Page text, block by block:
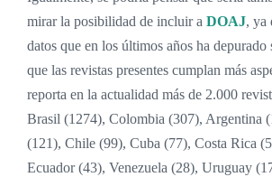
mirar la posibilidad de incluir a DOAJ, ya
datos que en los últimos años ha depurado
que las revistas presentes cumplan más
reporta en la actualidad más de 2.000
Brasil (1274), Colombia (307), Argentina
(121), Chile (99), Cuba (77), Costa Rica
Ecuador (43), Venezuela (28), Uruguay